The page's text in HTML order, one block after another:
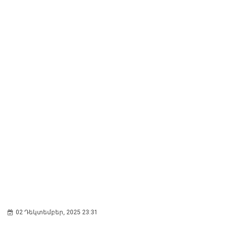
02 Դեկտեմբեր, 2025 23:31